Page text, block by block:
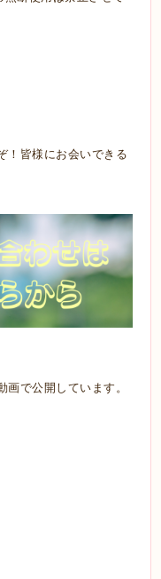
！皆様にお会いできる
で公開しています。